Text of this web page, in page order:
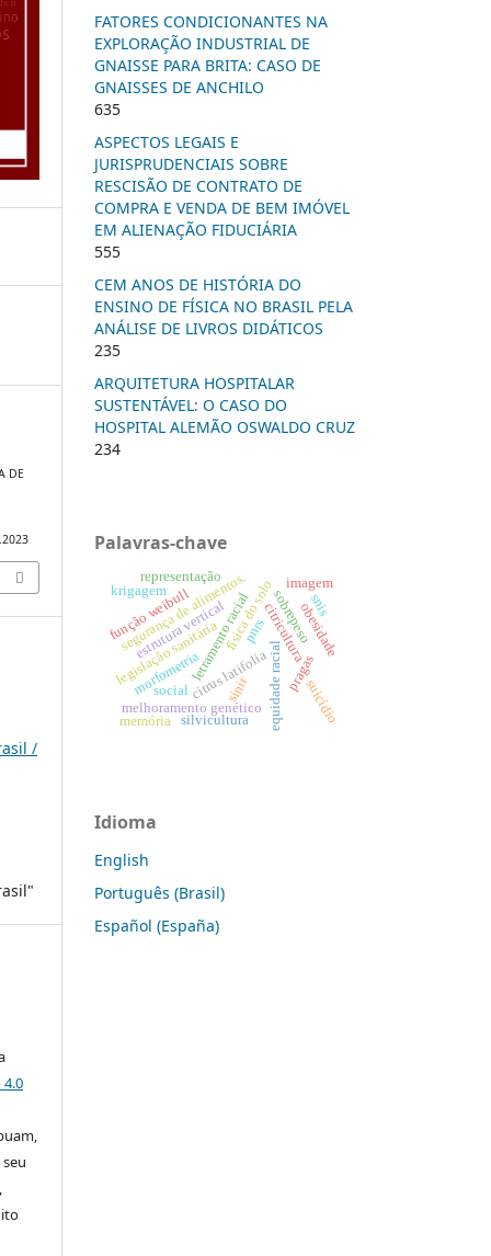
DE
/
FATORES CONDICIONANTES NA
EXPLORAÇÃO INDUSTRIAL DE
GNAISSE PARA BRITA: CASO DE
GNAISSES DE ANCHILO
635
ASPECTOS LEGAIS E
JURISPRUDENCIAIS SOBRE
RESCISÃO DE CONTRATO DE
COMPRA E VENDA DE BEM IMÓVEL
EM ALIENAÇÃO FIDUCIÁRIA
555
CEM ANOS DE HISTÓRIA DO
ENSINO DE FÍSICA NO BRASIL PELA
ANÁLISE DE LIVROS DIDÁTICOS
235
ARQUITETURA HOSPITALAR
SUSTENTÁVEL: O CASO DO
HOSPITAL ALEMÃO OSWALDO CRUZ
234
Palavras-chave
equidade racial
letramento racial
segurança de alimentos.
legislação sanitáriacitrus latifolia
citricultura
melhoramento genético
pragas
morfometria
estrutura vertical
função weibull
silvicultura
sobrepesoobesidade
física do solo
krigagem
pnrs
snis
sinir
memória
imagem
representação
social suicídio
Idioma
English
Português (Brasil)
Español (España)